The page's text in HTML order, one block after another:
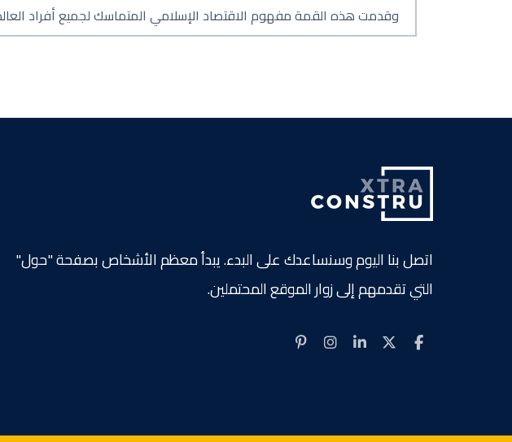
وقدمت هذه القمة مفهوم الاقتصاد الإسلامي المتماسك لجميع أفراد
اتصل بنا اليوم وسنساعدك على البدء. يبدأ معظم الأشخاص بصفحة "حول"
التي تقدمهم إلى زوار الموقع المحتملين.